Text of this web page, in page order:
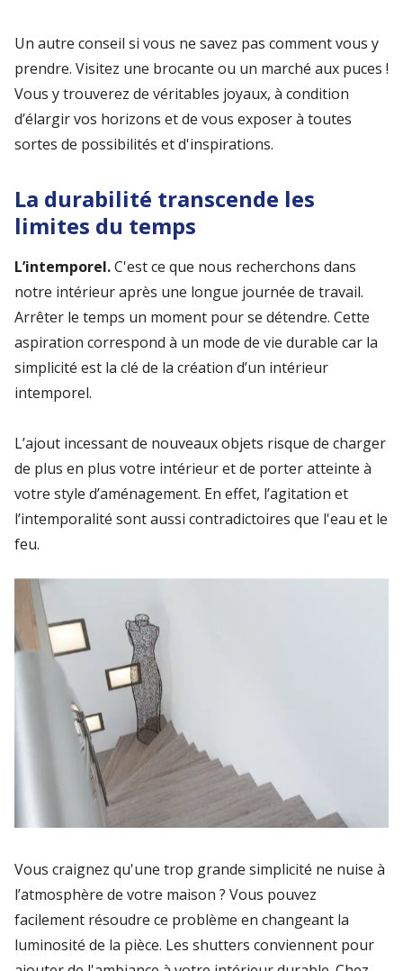
Un autre conseil si vous ne savez pas comment vous y
prendre. Visitez une brocante ou un marché aux puces !
Vous y trouverez de véritables joyaux, à condition
d’élargir vos horizons et de vous exposer à toutes
sortes de possibilités et d'inspirations.
La durabilité transcende les
limites du temps
L’intemporel.C'est ce que nous recherchons dans
notre intérieur après une longue journée de travail.
Arrêter le temps un moment pour se détendre. Cette
aspiration correspond à un mode de vie durable car la
simplicité est la clé de la création d’un intérieur
intemporel.
L’ajout incessant de nouveaux objets risque de charger
de plus en plus votre intérieur et de porter atteinte à
votre style d’aménagement. En effet, l’agitation et
l’intemporalité sont aussi contradictoires que l'eau et le
feu.
Vous craignez qu'une trop grande simplicité ne nuise à
l’atmosphère de votre maison ? Vous pouvez
facilement résoudre ce problème en changeant la
luminosité de la pièce. Les shutters conviennent pour